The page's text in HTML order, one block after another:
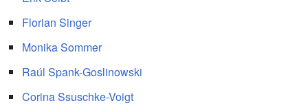
Florian Singer
Monika Sommer
Raúl Spank-Goslinowski
Corina Ssuschke-Voigt